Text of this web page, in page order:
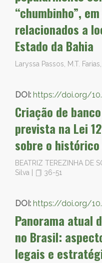
“chumbinho”,
relacionados a
Estado da Bahia
Laryssa Passos, M.T.
DOI: https://doi.org/
Criação de
prevista na Lei
sobre o
BEATRIZ TEREZINHA DE
Silva
36-51
DOI: https://doi.org/
Panorama atual
no Brasil:
legais e